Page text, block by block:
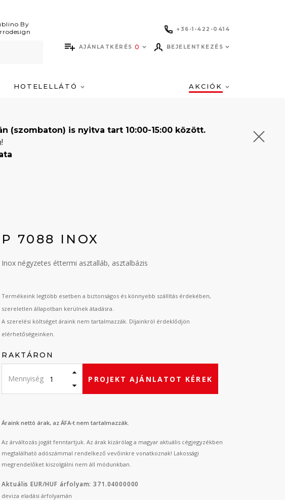
By
+36-1-422-0414
AJÁNLATKÉRÉS 0 BEJELENTKEZÉS
HOTELELLÁTÓ AKCIÓK
(szombaton) is nyitva tart 10:00-15:00 között.
P 7088 INOX
Inox négyzetes éttermi asztalláb, asztalbázis
Termékeink legtöbb esetben a biztonságos és könnyebb szállítás érdekében,
szereletlen állapotban kerülnek átadásra.
A szerelési költséget áraink nem tartalmazzák. Díjainkról érdeklődjön
elérhetőségeinken.
RAKTÁRON
Mennyiség PROJEKT AJÁNLATOT KÉREK
Áraink nettó árak, az ÁFA-t nem tartalmazzák.
Az árváltozás jogát fenntartjuk. Az árak kizárólag a magyar aktuális cégjegyzékben
megtalálható adószámmal rendelkező vevőinkre vonatkoznak! Lakossági
megrendelőket kiszolgálni nem áll módunkban.
Aktuális EUR/HUF árfolyam: 371.04000000
deviza eladási árfolyamán